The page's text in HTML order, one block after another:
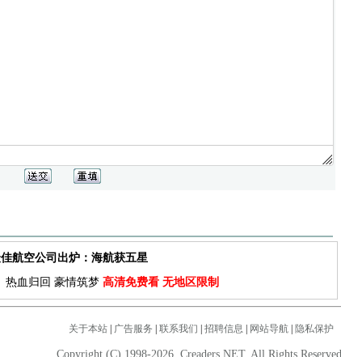
航空公司出炉：海航获五星
热血归回 豪情筑梦 高清免费看 无地区限制
关于本站| 广告服务 联系我们 招聘信息 网站导航| 隐私保护
Copyright (C) 1998-2026. Creaders.NET. All Rights Reserved.